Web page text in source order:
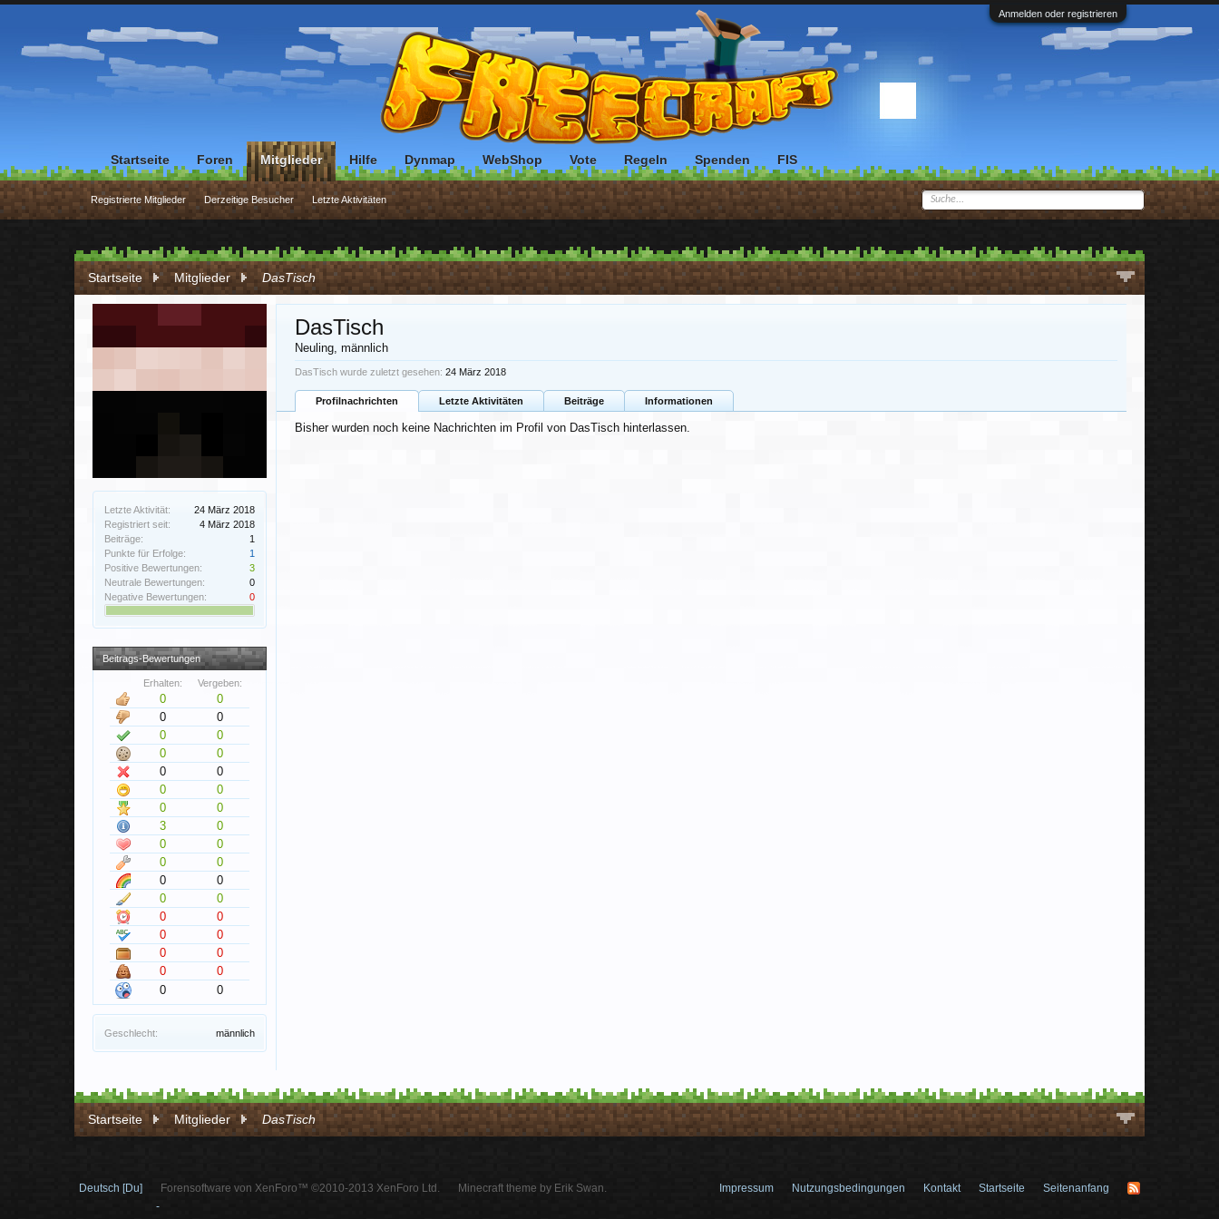
Anmelden oder registrieren
Startseite Mitglieder DasTisch
Letzte Aktivität:
24 März 2018
Registriert seit:
4 März 2018
Beiträge:
1
Punkte für Erfolge:
1
Positive Bewertungen:
3
Neutrale Bewertungen:
0
Negative Bewertungen:
0
Beitrags-Bewertungen
Erhalten: Vergeben:
0
0
0
0
0
0
0
0
0
0
0
0
0
0
3
0
0
0
0
0
0
0
0
0
0
0
0
0
0
0
0
0
0
0
Geschlecht: männlich
DasTisch
Neuling, männlich
DasTisch wurde zuletzt gesehen: 24 März 2018
Profilnachrichten Letzte Aktivitäten Beiträge Informationen
Bisher wurden noch keine Nachrichten im Profil von DasTisch hinterlassen.
Startseite Mitglieder DasTisch
Startseite Foren Mitglieder
Registrierte Mitglieder Derzeitige Besucher Letzte Aktivitäten
Hilfe Dynmap WebShop Vote Regeln Spenden FIS
Deutsch [Du]
Forensoftware von XenForo™ ©2010-2013 XenForo Ltd.
-
Minecraft theme by Erik Swan. Impressum Nutzungsbedingungen Kontakt Startseite Seitenanfang